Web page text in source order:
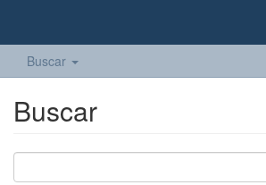
Buscar
Buscar